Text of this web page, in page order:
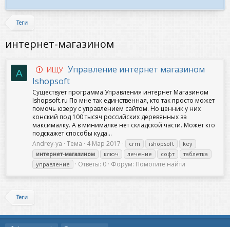
Теги
интернет-магазином
A ИЩУ Управление интернет магазином
Ishopsoft
Существует программа Управления интернет Магазином
Ishopsoft.ru По мне так единственная, кто так просто может
помочь юзеру с управлением сайтом. Но ценник у них
конский под 100 тысяч российских деревянных за
максималку. А в минималке нет складской части. Может кто
подскажет способы куда...
Andrey-ya Тема 4 Мар 2017 crm ishopsoft
key
интернет-магазином
ключ лечение софт
таблетка
управление
Ответы: 0 Форум: Помогите найти
Теги